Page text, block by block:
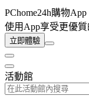
PChome24h購物App
使用App享受更優
立即體驗
活動館